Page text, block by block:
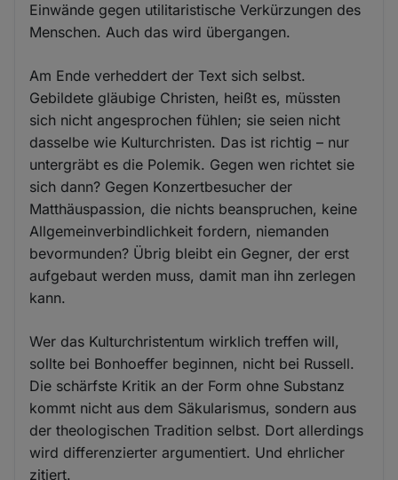
Einwände gegen utilitaristische Verkürzungen des
Menschen. Auch das wird übergangen.
Am Ende verheddert der Text sich selbst.
Gebildete gläubige Christen, heißt es, müssten
sich nicht angesprochen fühlen; sie seien nicht
dasselbe wie Kulturchristen. Das ist richtig – nur
untergräbt es die Polemik. Gegen wen richtet sie
sich dann? Gegen Konzertbesucher der
Matthäuspassion, die nichts beanspruchen, keine
Allgemeinverbindlichkeit fordern, niemanden
bevormunden? Übrig bleibt ein Gegner, der erst
aufgebaut werden muss, damit man ihn zerlegen
kann.
Wer das Kulturchristentum wirklich treffen will,
sollte bei Bonhoeffer beginnen, nicht bei Russell.
Die schärfste Kritik an der Form ohne Substanz
kommt nicht aus dem Säkularismus, sondern aus
der theologischen Tradition selbst. Dort allerdings
wird differenzierter argumentiert. Und ehrlicher
zitiert.